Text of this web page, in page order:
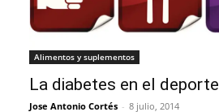
Alimentos y suplementos
La diabetes en el deporte
Jose Antonio Cortés - 8 julio, 2014